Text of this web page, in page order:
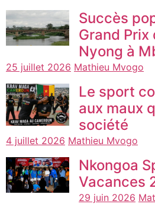
Succès
Grand Prix
Nyong à
25 juillet 2026 Mathieu Mvogo
Le sport
aux maux
société
4 juillet 2026 Mathieu Mvogo
Nkongoa
Vacances
29 juin 2026